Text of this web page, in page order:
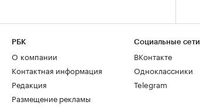
РБК
О компании
Контактная информация
Редакция
Размещение рекламы
Социальные сети
ВКонтакте
Одноклассники
Telegram